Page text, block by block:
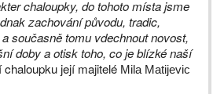
chaloupky, do tohoto místa jsme
zachování původu, tradic,
současně tomu vdechnout novost,
doby a otisk toho, co je blízké naší
její majitelé Mila Matijevic